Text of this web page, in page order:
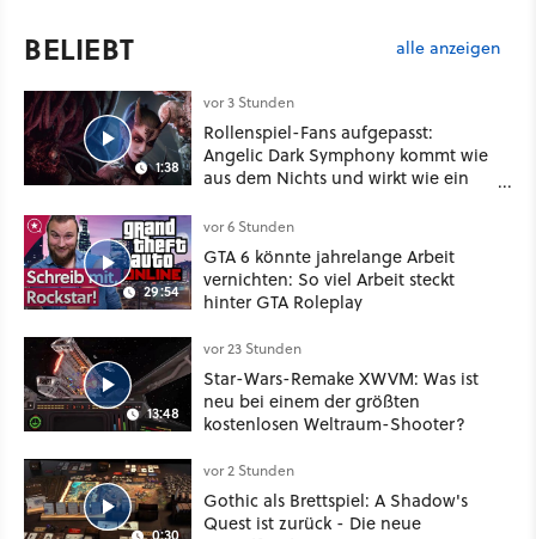
BELIEBT alle anzeigen
1:38
vor 3 Stunden
Rollenspiel-Fans aufgepasst:
Angelic Dark Symphony kommt wie
aus dem Nichts und wirkt wie ein
Mass Effect
29:54
vor 6 Stunden
GTA 6 könnte jahrelange Arbeit
vernichten: So viel Arbeit steckt
hinter GTA Roleplay
13:48
vor 23 Stunden
Star-Wars-Remake XWVM: Was ist
neu bei einem der größten
kostenlosen Weltraum-Shooter?
0:30
vor 2 Stunden
Gothic als Brettspiel: A Shadow's
Quest ist zurück - Die neue